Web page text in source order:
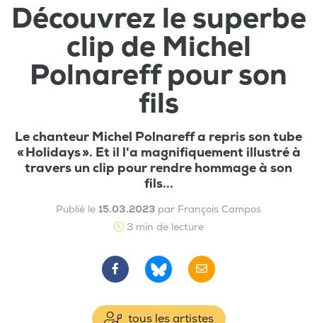
Découvrez le superbe
clip de Michel
Polnareff pour son
fils
Le chanteur Michel Polnareff a repris son tube
« Holidays ». Et il l'a magnifiquement illustré à
travers un clip pour rendre hommage à son
fils...
Publié le 15.03.2023 par François Campos
3 min de lecture
tous les artistes